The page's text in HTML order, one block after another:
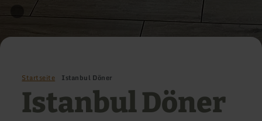
Startseite Istanbul Döner
Istanbul Döner